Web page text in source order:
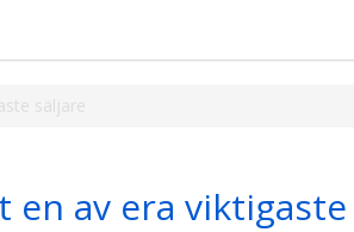
säljare
en av era